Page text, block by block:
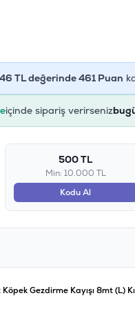
TL değerinde461Puan
içinde sipariş verirseniz
500 TL
Min: 10.000 TL
Kodu Al
Gezdirme Kayışı 8mt (L)